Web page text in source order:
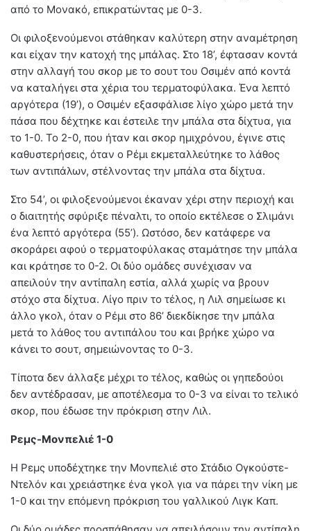
από το Μονακό, επικρατώντας με 0-3.
Οι φιλοξενούμενοι στάθηκαν καλύτερη στην αναμέτρηση
και είχαν την κατοχή της μπάλας. Στο 18’, έφτασαν κοντά
στην αλλαγή του σκορ με το σουτ του Οσιμέν από κοντά
να καταλήγει στα χέρια του τερματοφύλακα. Ένα λεπτό
αργότερα (19’), ο Οσιμέν εξασφάλισε λίγο χώρο μετά την
πάσα που δέχτηκε και έστειλε την μπάλα στα δίχτυα, για
το 1-0. Το 2-0, που ήταν και σκορ ημιχρόνου, έγινε στις
καθυστερήσεις, όταν ο Ρέμι εκμεταλλεύτηκε το λάθος
των αντιπάλων, στέλνοντας την μπάλα στα δίχτυα.
Στο 54’, οι φιλοξενούμενοι έκαναν χέρι στην περιοχή και
ο διαιτητής σφύριξε πέναλτι, το οποίο εκτέλεσε ο Σλιμάνι
ένα λεπτό αργότερα (55’). Ωστόσο, δεν κατάφερε να
σκοράρει αφού ο τερματοφύλακας σταμάτησε την μπάλα
και κράτησε το 0-2. Οι δύο ομάδες συνέχισαν να
απειλούν την αντίπαλη εστία, αλλά χωρίς να βρουν
στόχο στα δίχτυα. Λίγο πριν το τέλος, η Λιλ σημείωσε κι
άλλο γκολ, όταν ο Ρέμι στο 86’ διεκδίκησε την μπάλα
μετά το λάθος του αντιπάλου του και βρήκε χώρο να
κάνει το σουτ, σημειώνοντας το 0-3.
Τίποτα δεν άλλαξε μέχρι το τέλος, καθώς οι γηπεδούοι
δεν αντέδρασαν, με αποτέλεσμα το 0-3 να είναι το τελικό
σκορ, που έδωσε την πρόκριση στην Λιλ.
Ρεμς-Μονπελιέ 1-0
Η Ρεμς υποδέχτηκε την Μονπελιέ στο Στάδιο Ογκούστε-
Ντελόν και χρειάστηκε ένα γκολ για να πάρει την νίκη με
1-0 και την επόμενη πρόκριση του γαλλικού Λιγκ Καπ.